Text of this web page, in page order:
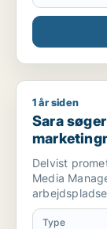
Sara søger
1 år siden
Sara
Delvist
Media
Har en søn
Type